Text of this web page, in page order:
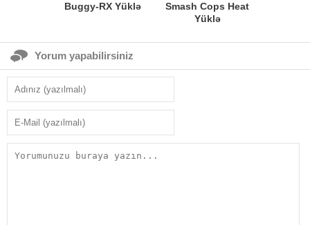
Buggy-RX Yüklə
Smash Cops Heat
Yüklə
Yorum yapabilirsiniz